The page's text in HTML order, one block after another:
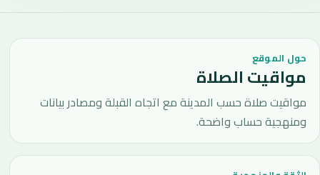
حول الموقع
مواقيت الصلاة
مواقيت صلاة حسب المدينة مع اتجاه القبلة ومصادر بيانات
ومنهجية حساب واضحة.